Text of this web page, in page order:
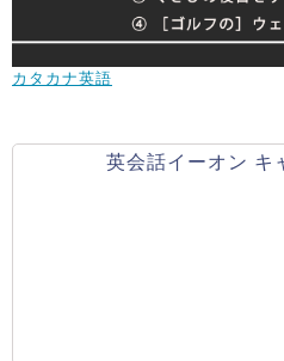
カタカナ英語
英会話イーオン キ